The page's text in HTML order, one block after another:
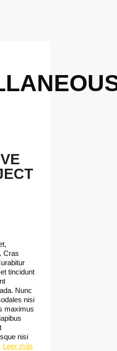
Cras
tincidunt
Nunc
nisi
maximus
nisi
Leer más